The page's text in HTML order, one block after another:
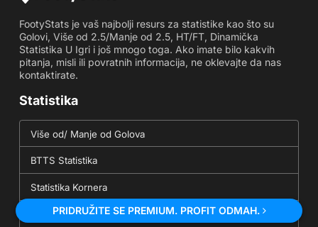
FootyStats je vaš najbolji resurs za statistike kao što su
Golovi, Više od 2.5/Manje od 2.5, HT/FT, Dinamička
Statistika U Igri i još mnogo toga. Ako imate bilo kakvih
pitanja, misli ili povratnih informacija, ne oklevajte da nas
kontaktirate.
Statistika
Više od/ Manje od Golova
BTTS Statistika
Statistika Kornera
Postigao Gol u Oba Poluvremena
PRIDRUŽITE SE PREMIUM. PROFIT ODMAH.